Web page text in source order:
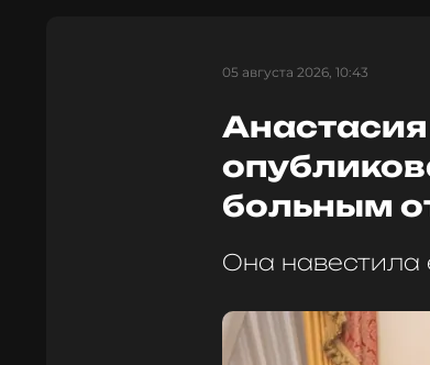
05 августа 2026, 10:43
больным
Она навестила